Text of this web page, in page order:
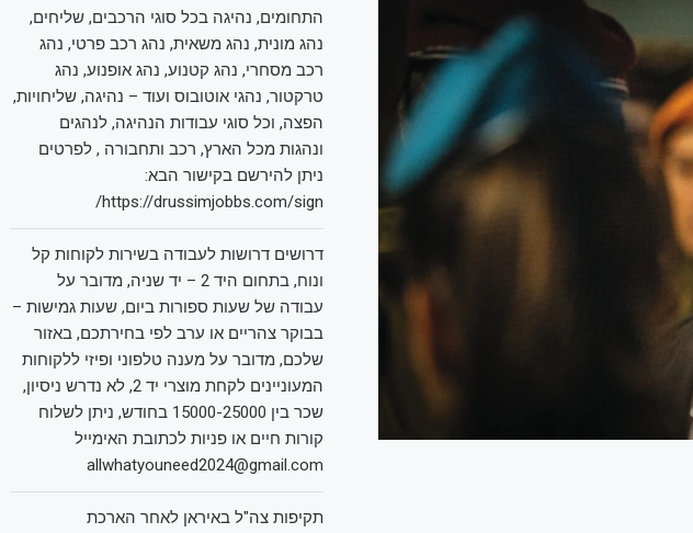
התחומים, נהיגה בכל סוגי הרכבים, שליחים,
נהג מונית, נהג משאית, נהג רכב פרטי, נהג
רכב מסחרי, נהג קטנוע, נהג אופנוע, נהג
טרקטור, נהגי אוטובוס ועוד – נהיגה, שליחויות,
הפצה, וכל סוגי עבודות הנהיגה, לנהגים
ונהגות מכל הארץ, רכב ותחבורה , לפרטים
ניתן להירשם בקישור הבא:
https://drussimjobbs.com/sign/
דרושים דרושות לעבודה בשירות לקוחות קל
ונוח, בתחום היד 2 – יד שניה, מדובר על
עבודה של שעות ספורות ביום, שעות גמישות –
בבוקר צהריים או ערב לפי בחירתכם, באזור
שלכם, מדובר על מענה טלפוני ופיזי ללקוחות
המעוניינים לקחת מוצרי יד 2, לא נדרש ניסיון,
שכר בין 15000-25000 בחודש, ניתן לשלוח
קורות חיים או פניות לכתובת האימייל
allwhatyouneed2024@gmail.com
תקיפות צה"ל באיראן לאחר הארכת